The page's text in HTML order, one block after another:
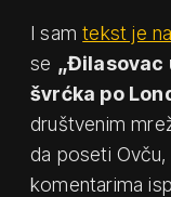
I samtekst je
se „Đilasovac
švrćka po
društvenim
da poseti Ovču,
komentarima